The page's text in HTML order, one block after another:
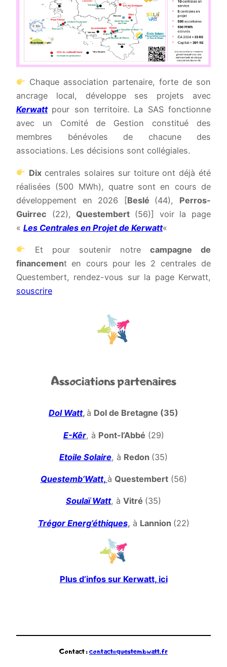
Chaque association partenaire, forte de son
ancrage local, développe ses projets avec
Kerwatt pour son territoire. La SAS fonctionne
avec un Comité de Gestion constitué des
membres bénévoles de chacune des
associations. Les décisions sont collégiales.
Dix centrales solaires sur toiture ont déjà été
réalisées (500 MWh), quatre sont en cours de
développement en 2026 [Beslé (44), Perros-
Guirrec (22), Questembert (56)] voir la page
« Les Centrales en Projet de Kerwatt«
Et pour soutenir notre campagne de
financement en cours pour les 2 centrales de
Questembert, rendez-vous sur la page Kerwatt,
souscrire
Associations partenaires
Dol Watt, à Dol de Bretagne (35)
E-Kêr, à Pont-l’Abbé (29)
Etoile Solaire, à Redon (35)
Questemb’Watt, à Questembert(56)
Soulaï Watt, à Vitré (35)
Trégor Energ’éthiques, à Lannion (22)
Plus d’infos sur Kerwatt, ici
Contact :contact@questembwatt.fr